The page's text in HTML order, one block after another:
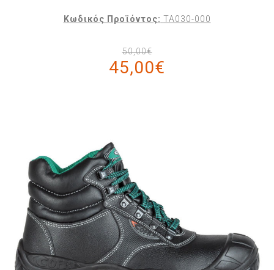
Κωδικός Προϊόντος: TA030-000
50,00€
45,00€